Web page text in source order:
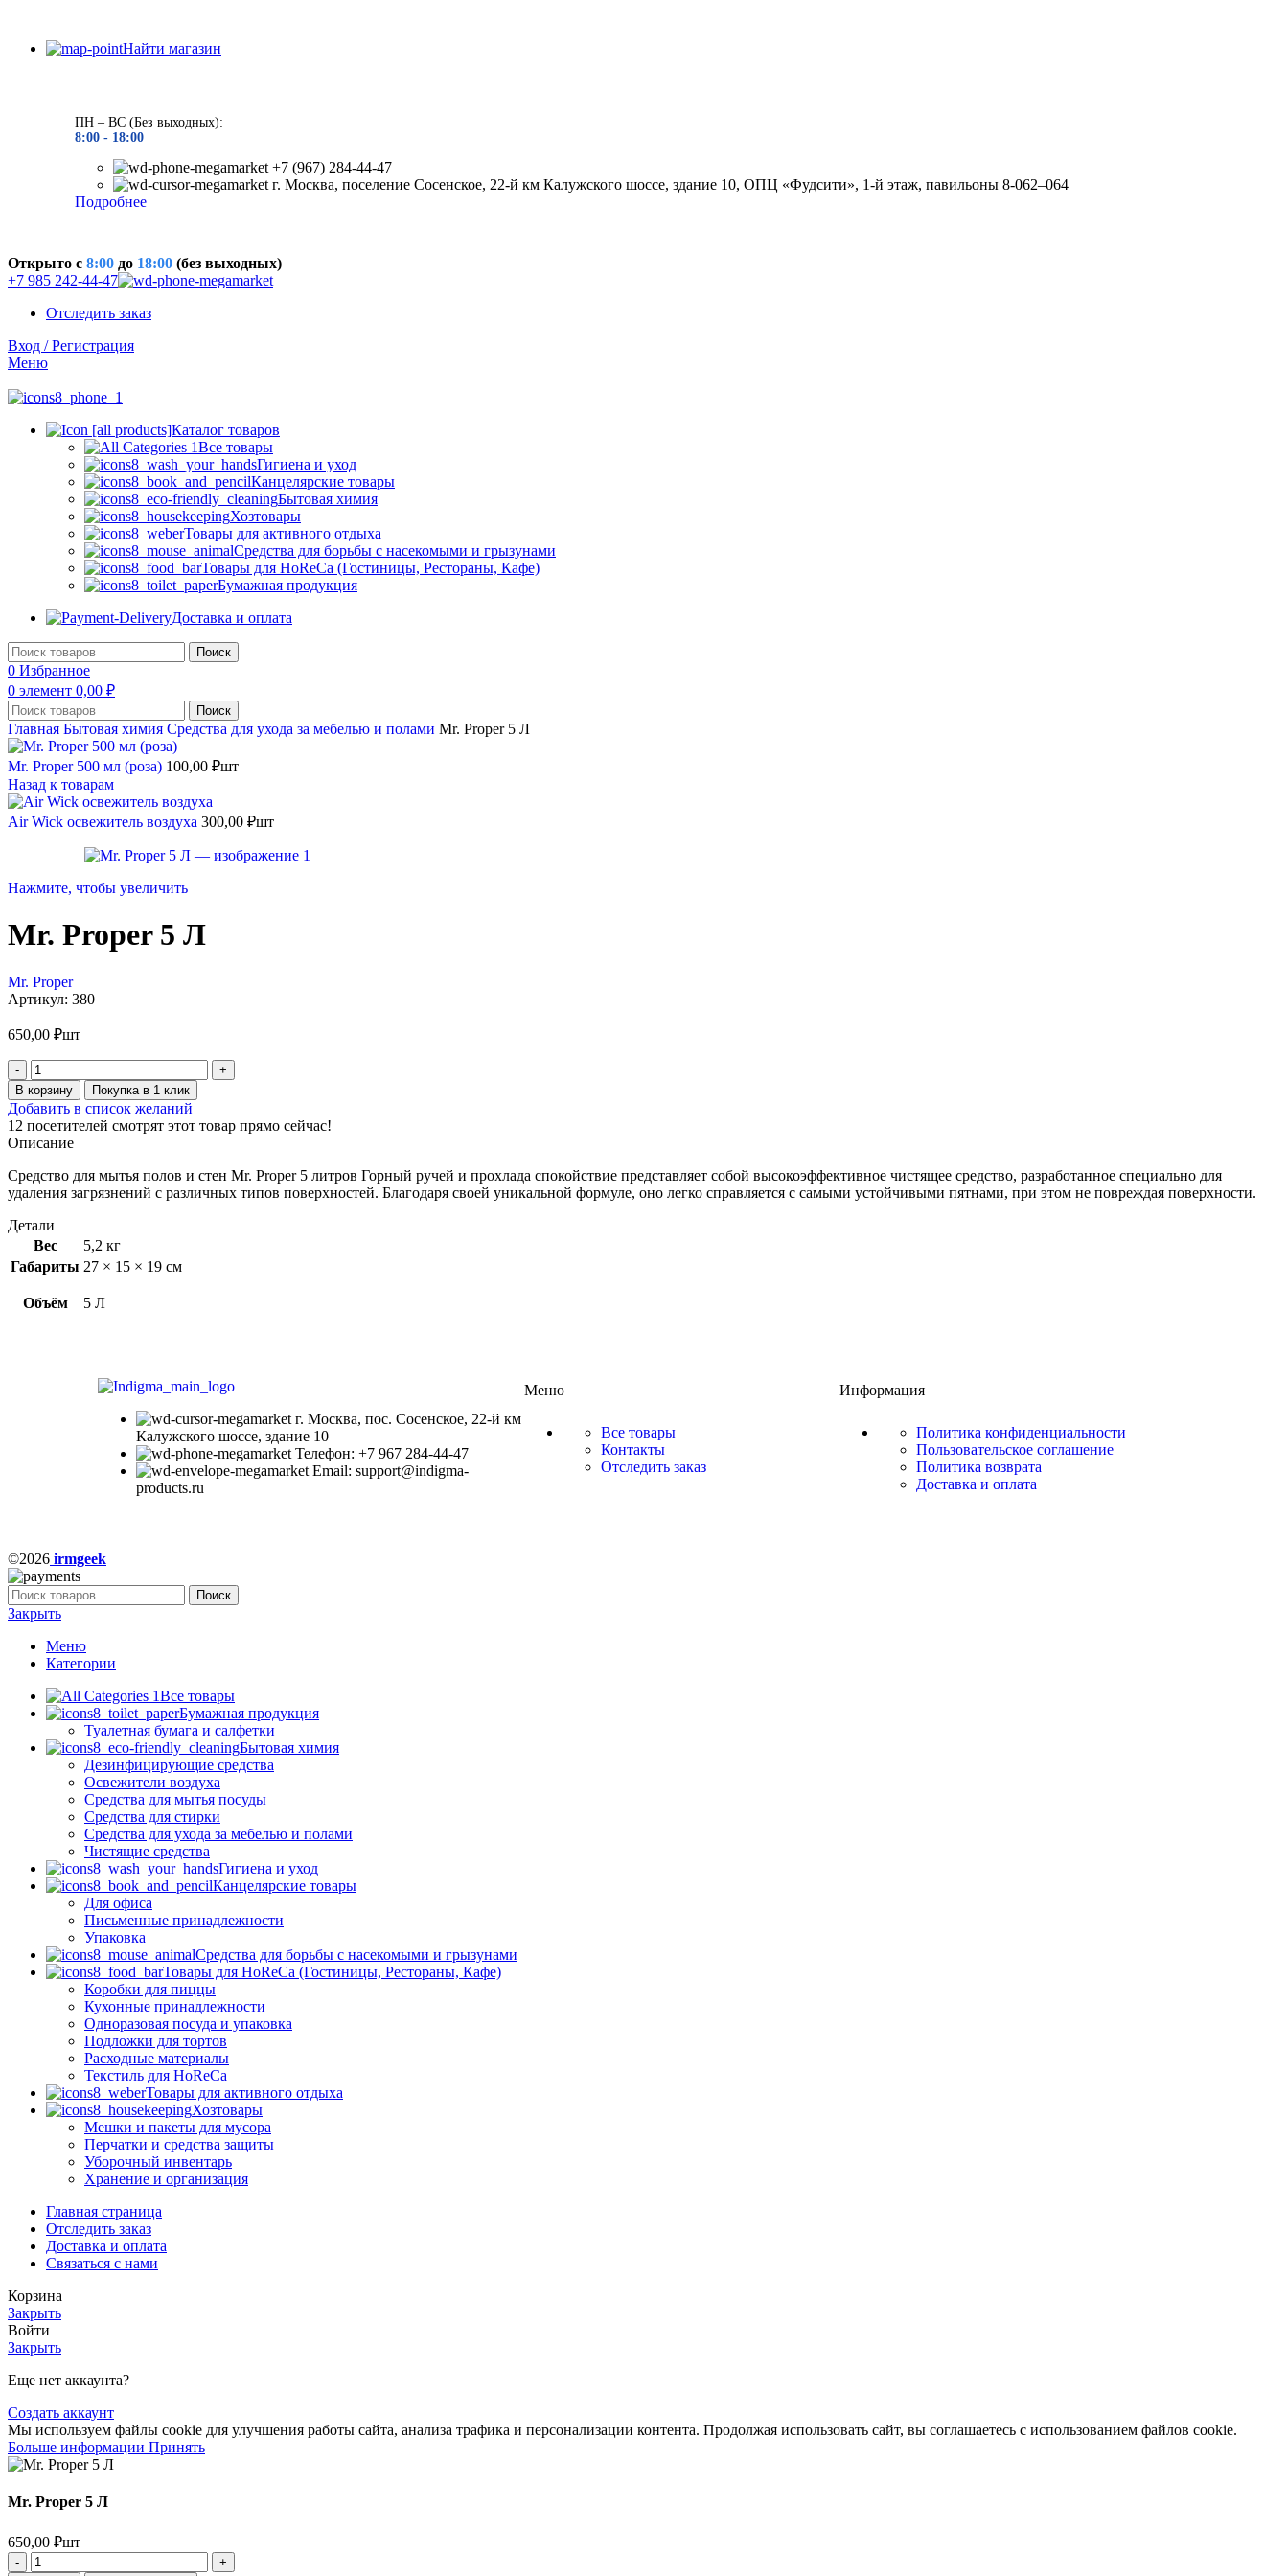
Найти магазин
ПН – ВС (Без выходных):
8:00 - 18:00
+7 (967) 284-44-47
г. Москва, поселение Сосенское, 22-й км Калужского шоссе, здание 10, ОПЦ «Фудсити», 1-й этаж, павильоны 8-062–064
Подробнее
Открыто c 8:00 до 18:00 (без выходных)
+7 985 242-44-47
Отследить заказ
Вход / Регистрация
Меню
Каталог товаров
Все товары
Гигиена и уход
Канцелярские товары
Бытовая химия
Хозтовары
Товары для активного отдыха
Средства для борьбы с насекомыми и грызунами
Товары для HoReCa (Гостиницы, Рестораны, Кафе)
Бумажная продукция
Доставка и оплата
Поиск
0 Избранное
0 элемент 0,00 ₽
Поиск
Главная Бытовая химия Средства для ухода за мебелью и полами Mr. Proper 5 Л
Mr. Proper 500 мл (роза) 100,00 ₽шт
Назад к товарам
Air Wick освежитель воздуха 300,00 ₽шт
Нажмите, чтобы увеличить
Mr. Proper 5 Л
Mr. Proper
Артикул: 380
650,00 ₽шт
В корзину Покупка в 1 клик
Добавить в список желаний
12 посетителей смотрят этот товар прямо сейчас!
Описание
Средство для мытья полов и стен Mr. Proper 5 литров Горный ручей и прохлада спокойствие представляет собой высокоэффективное чистящее средство, разработанное специально для
удаления загрязнений с различных типов поверхностей. Благодаря своей уникальной формуле, оно легко справляется с самыми устойчивыми пятнами, при этом не повреждая поверхности.
Детали
Вес
5,2 кг
Габариты 27 × 15 × 19 см
Объём 5 Л
г. Москва, пос. Сосенское, 22-й км
Калужского шоссе, здание 10
Телефон: +7 967 284-44-47
Email: support@indigma-
products.ru
Меню
Все товары
Контакты
Отследить заказ
Информация
Политика конфиденциальности
Пользовательское соглашение
Политика возврата
Доставка и оплата
©2026 irmgeek
Поиск
Закрыть
Меню
Категории
Все товары
Бумажная продукция
Туалетная бумага и салфетки
Бытовая химия
Дезинфицирующие средства
Освежители воздуха
Средства для мытья посуды
Средства для стирки
Средства для ухода за мебелью и полами
Чистящие средства
Гигиена и уход
Канцелярские товары
Для офиса
Письменные принадлежности
Упаковка
Средства для борьбы с насекомыми и грызунами
Товары для HoReCa (Гостиницы, Рестораны, Кафе)
Коробки для пиццы
Кухонные принадлежности
Одноразовая посуда и упаковка
Подложки для тортов
Расходные материалы
Текстиль для HoReCa
Товары для активного отдыха
Хозтовары
Мешки и пакеты для мусора
Перчатки и средства защиты
Уборочный инвентарь
Хранение и организация
Главная страница
Отследить заказ
Доставка и оплата
Связаться с нами
Корзина
Закрыть
Войти
Закрыть
Еще нет аккаунта?
Создать аккаунт
Мы используем файлы cookie для улучшения работы сайта, анализа трафика и персонализации контента. Продолжая использовать сайт, вы соглашаетесь с использованием файлов cookie.
Больше информации Принять
Mr. Proper 5 Л
650,00 ₽шт